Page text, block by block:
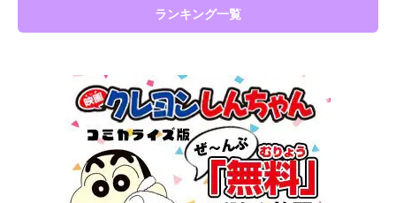
ランキング一覧